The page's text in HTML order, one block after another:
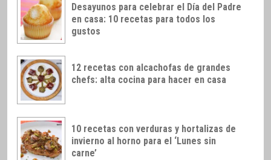
Desayunos para celebrar el Día del Padre
en casa: 10 recetas para todos los
gustos
12 recetas con alcachofas de grandes
chefs: alta cocina para hacer en casa
10 recetas con verduras y hortalizas de
invierno al horno para el ‘Lunes sin
carne’